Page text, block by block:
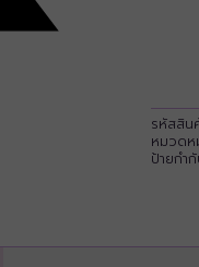
รหัสสิน
หมวดห
ป้ายกำ